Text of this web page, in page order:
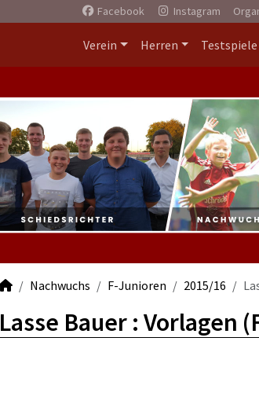
Facebook Instagram
Verein Herren Testspiele
Nachwuchs F-Junioren 2015/16
Lasse Bauer : Vorlagen